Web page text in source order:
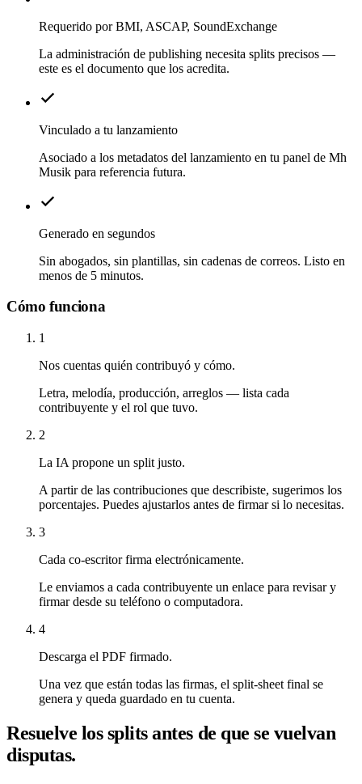
Requerido por BMI, ASCAP, SoundExchange
La administración de publishing necesita splits precisos —
este es el documento que los acredita.
Vinculado a tu lanzamiento
Asociado a los metadatos del lanzamiento en tu panel de Mh
Musik para referencia futura.
Generado en segundos
Sin abogados, sin plantillas, sin cadenas de correos. Listo en
menos de 5 minutos.
Cómo funciona
1
Nos cuentas quién contribuyó y cómo.
Letra, melodía, producción, arreglos — lista cada
contribuyente y el rol que tuvo.
2
La IA propone un split justo.
A partir de las contribuciones que describiste, sugerimos los
porcentajes. Puedes ajustarlos antes de firmar si lo necesitas.
3
Cada co-escritor firma electrónicamente.
Le enviamos a cada contribuyente un enlace para revisar y
firmar desde su teléfono o computadora.
4
Descarga el PDF firmado.
Una vez que están todas las firmas, el split-sheet final se
genera y queda guardado en tu cuenta.
Resuelve los splits antes de que se vuelvan
disputas.